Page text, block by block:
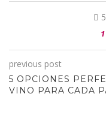
1
previous post
5 OPCIONES
VINO PARA CADA